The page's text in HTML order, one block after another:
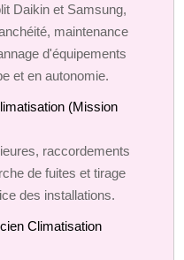
Daikin et Samsung,
maintenance
d'équipements
et en autonomie.
(Mission
raccordements
de fuites et tirage
des installations.
Climatisation